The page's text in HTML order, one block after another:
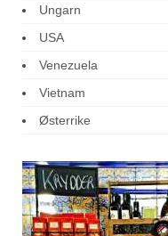
Ungarn
USA
Venezuela
Vietnam
Østerrike